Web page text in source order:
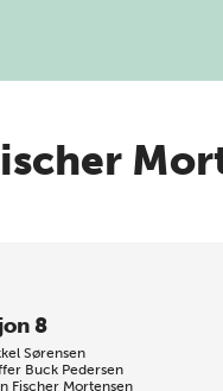
8
Sørensen
Buck Pedersen
Fischer Mortensen